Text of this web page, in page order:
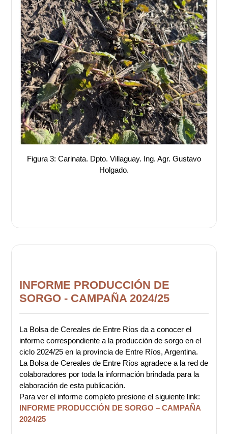
Figura 3: Carinata. Dpto. Villaguay. Ing. Agr. Gustavo
Holgado.
INFORME PRODUCCIÓN DE
SORGO - CAMPAÑA 2024/25
La Bolsa de Cereales de Entre Ríos da a conocer el
informe correspondiente a la producción de sorgo en el
ciclo 2024/25 en la provincia de Entre Ríos, Argentina.
La Bolsa de Cereales de Entre Ríos agradece a la red de
colaboradores por toda la información brindada para la
elaboración de esta publicación.
Para ver el informe completo presione el siguiente link:
INFORME PRODUCCIÓN DE SORGO – CAMPAÑA
2024/25